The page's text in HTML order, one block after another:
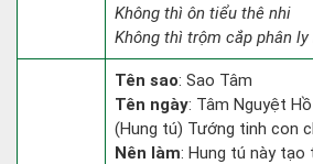
Không thì ôn tiểu thê nhi
Không thì trộm cắp phân ly
Tên sao: Sao Tâm
Tên ngày: Tâm Nguyệt
(Hung tú) Tướng tinh con
Nên làm: Hung tú này tạo